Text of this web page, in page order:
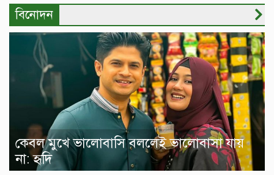
বিনোদন
কেবল মুখে ভালোবাসি বললেই ভালোবাসা যায়
না: হৃদি